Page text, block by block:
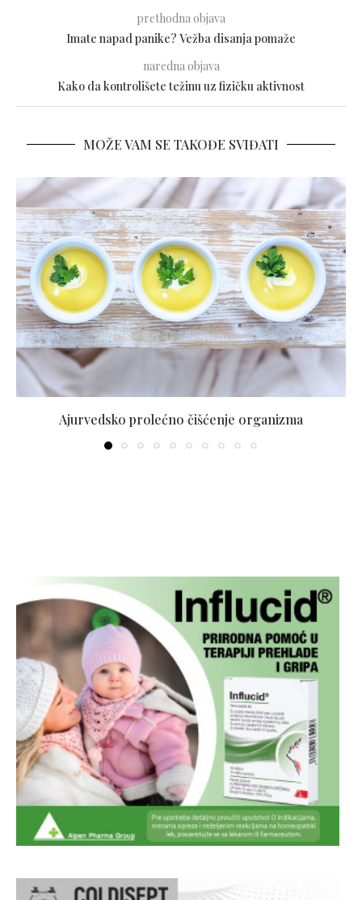
prethodna objava
Imate napad panike? Vežba disanja pomaže
naredna objava
Kako da kontrolišete težinu uz fizičku aktivnost
MOŽE VAM SE TAKOĐE SVIĐATI
Ajurvedsko prolećno čišćenje organizma